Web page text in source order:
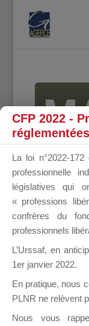
CFP 2022 -
La loi n°2022-
professionnelle
législatives qui
« professions
confrères du
professionnels
L’Urssaf, en
1er janvier 2022.
En pratique, nous
PLNR ne relèvent
Nous vous